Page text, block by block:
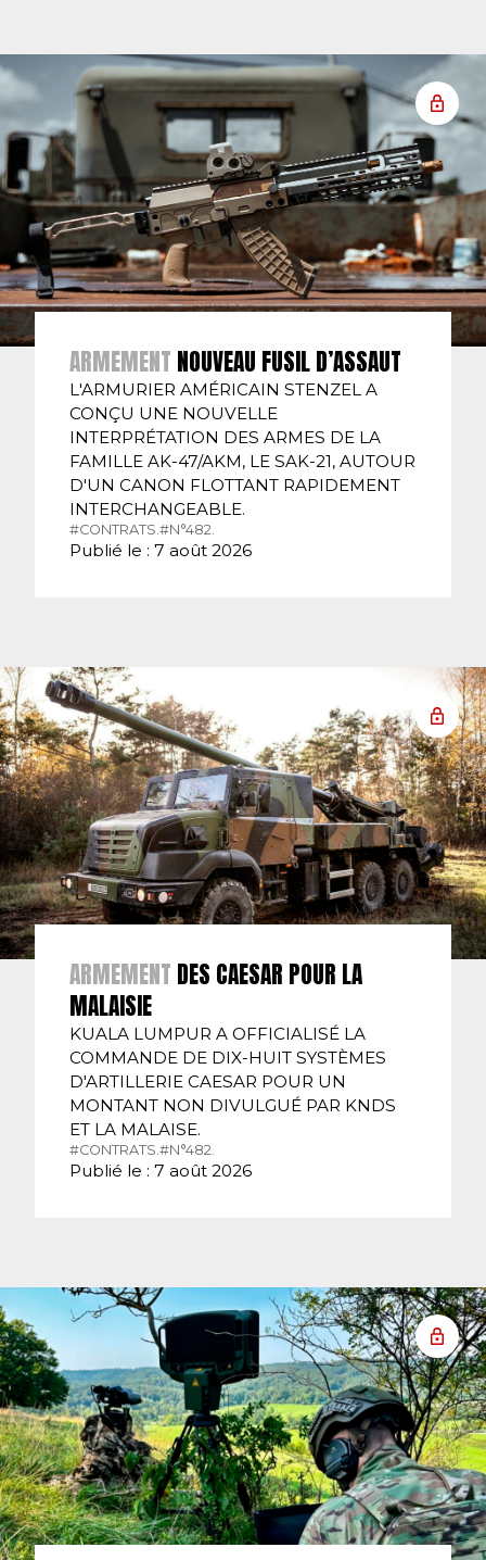
ARMEMENT NOUVEAU FUSIL D’ASSAUT
L'ARMURIER AMÉRICAIN STENZEL A
CONÇU UNE NOUVELLE
INTERPRÉTATION DES ARMES DE LA
FAMILLE AK-47/AKM, LE SAK-21, AUTOUR
D'UN CANON FLOTTANT RAPIDEMENT
INTERCHANGEABLE.
#CONTRATS.#N°482.
Publié le : 7 août 2026
ARMEMENT DES CAESAR POUR LA
MALAISIE
KUALA LUMPUR A OFFICIALISÉ LA
COMMANDE DE DIX-HUIT SYSTÈMES
D'ARTILLERIE CAESAR POUR UN
MONTANT NON DIVULGUÉ PAR KNDS
ET LA MALAISE.
#CONTRATS. #N°482.
Publié le : 7 août 2026